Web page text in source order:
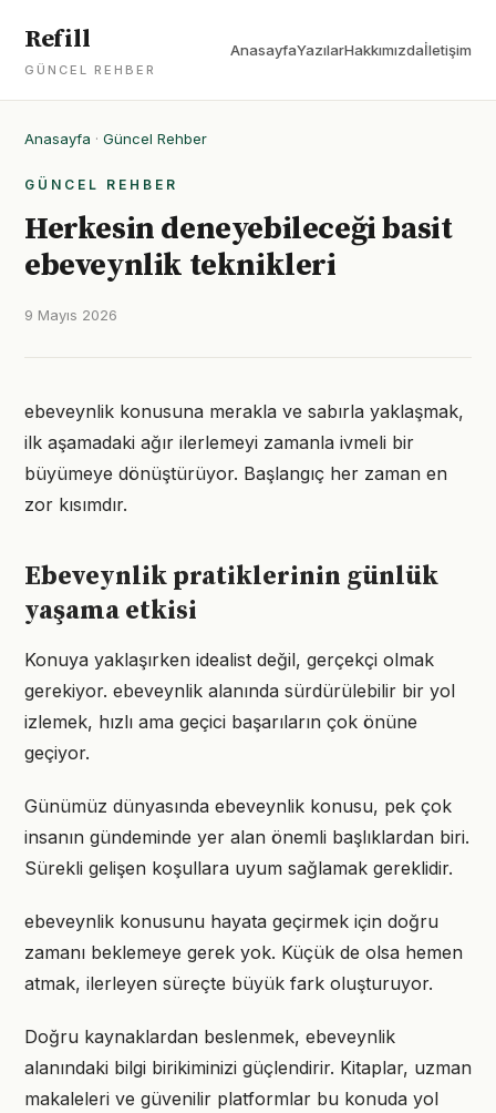
Refill
GÜNCEL REHBER
AnasayfaYazılarHakkımızdaİletişim
Anasayfa · Güncel Rehber
GÜNCEL REHBER
Herkesin deneyebileceği basit
ebeveynlik teknikleri
9 Mayıs 2026
ebeveynlik konusuna merakla ve sabırla yaklaşmak,
ilk aşamadaki ağır ilerlemeyi zamanla ivmeli bir
büyümeye dönüştürüyor. Başlangıç her zaman en
zor kısımdır.
Ebeveynlik pratiklerinin günlük
yaşama etkisi
Konuya yaklaşırken idealist değil, gerçekçi olmak
gerekiyor. ebeveynlik alanında sürdürülebilir bir yol
izlemek, hızlı ama geçici başarıların çok önüne
geçiyor.
Günümüz dünyasında ebeveynlik konusu, pek çok
insanın gündeminde yer alan önemli başlıklardan biri.
Sürekli gelişen koşullara uyum sağlamak gereklidir.
ebeveynlik konusunu hayata geçirmek için doğru
zamanı beklemeye gerek yok. Küçük de olsa hemen
atmak, ilerleyen süreçte büyük fark oluşturuyor.
Doğru kaynaklardan beslenmek, ebeveynlik
alanındaki bilgi birikiminizi güçlendirir. Kitaplar, uzman
makaleleri ve güvenilir platformlar bu konuda yol